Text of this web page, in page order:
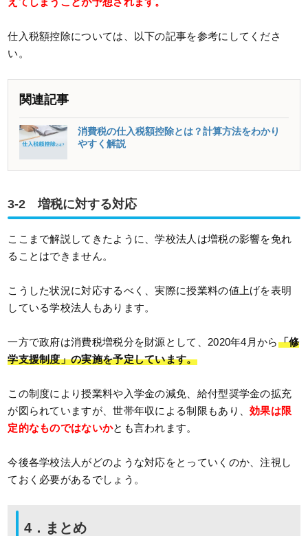
仕入税額控除については、以下の記事を参考にしてくださ
い。
関連記事
消費税の仕入税額控除とは？計算方法をわかり
やすく解説
3-2 増税に対する対応
ここまで解説してきたように、学校法人は増税の影響を免れ
ることはできません。
こうした状況に対応するべく、実際に授業料の値上げを表明
している学校法人もあります。
一方で政府は消費税増税分を財源として、2020年4月から「修
学支援制度」の実施を予定しています。
この制度により授業料や入学金の減免、給付型奨学金の拡充
が図られていますが、世帯年収による制限もあり、効果は限
定的なものではないかとも言われます。
今後各学校法人がどのような対応をとっていくのか、注視し
ておく必要があるでしょう。
4．まとめ